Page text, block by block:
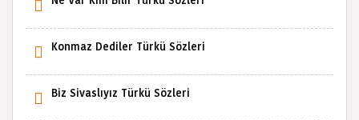
Konmaz Dediler Türkü Sözleri
Biz Sivaslıyız Türkü Sözleri